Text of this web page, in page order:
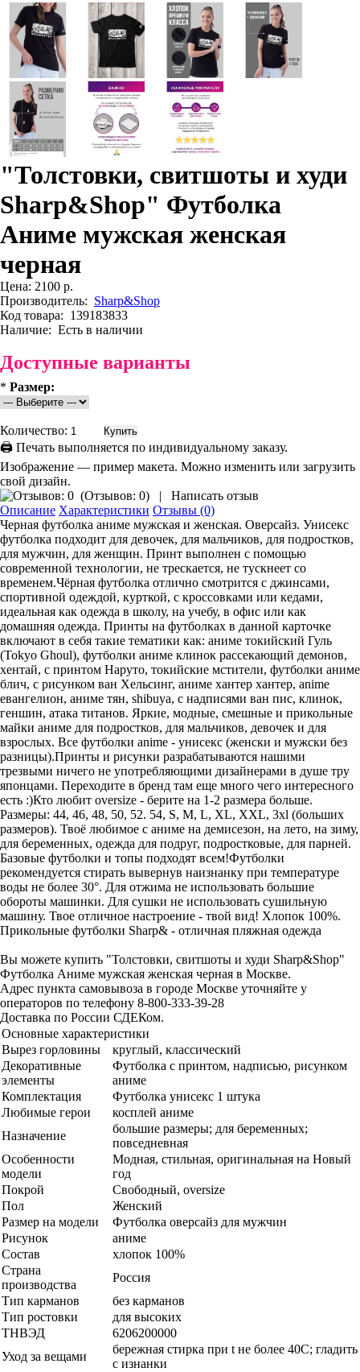
"Толстовки, свитшоты и худи
Sharp&Shop" Футболка
Аниме мужская женская
черная
Цена: 2100 р.
Производитель: Sharp&Shop
Код товара: 139183833
Наличие: Есть в наличии
Доступные варианты
* Размер:
Количество:
🖨 Печать выполняется по индивидуальному заказу.
Изображение — пример макета. Можно изменить или загрузить
свой дизайн.
(Отзывов: 0) |
Написать отзыв
Описание Характеристики Отзывы (0)
Черная футболка аниме мужская и женская. Оверсайз. Унисекс
футболка подходит для девочек, для мальчиков, для подростков,
для мужчин, для женщин. Принт выполнен с помощью
современной технологии, не трескается, не тускнеет со
временем.Чёрная футболка отлично смотрится с джинсами,
спортивной одеждой, курткой, с кроссовками или кедами,
идеальная как одежда в школу, на учебу, в офис или как
домашняя одежда. Принты на футболках в данной карточке
включают в себя такие тематики как: аниме токийский Гуль
(Tokyo Ghoul), футболки аниме клинок рассекающий демонов,
хентай, с принтом Наруто, токийские мстители, футболки аниме
блич, с рисунком ван Хельсинг, аниме хантер хантер, anime
евангелион, аниме тян, shibuya, с надписями ван пис, клинок,
геншин, атака титанов. Яркие, модные, смешные и прикольные
майки аниме для подростков, для мальчиков, девочек и для
взрослых. Все футболки anime - унисекс (женски и мужски без
разницы).Принты и рисунки разрабатываются нашими
трезвыми ничего не употребляющими дизайнерами в душе тру
японцами. Переходите в бренд там еще много чего интересного
есть :)Кто любит oversize - берите на 1-2 размера больше.
Размеры: 44, 46, 48, 50, 52. 54, S, M, L, XL, XXL, 3xl (больших
размеров). Твоё любимое с аниме на демисезон, на лето, на зиму,
для беременных, одежда для подруг, подростковые, для парней.
Базовые футболки и топы подходят всем!Футболки
рекомендуется стирать вывернув наизнанку при температуре
воды не более 30°. Для отжима не использовать большие
обороты машинки. Для сушки не использовать сушильную
машину. Твое отличное настроение - твой вид! Хлопок 100%.
Прикольные футболки Sharp& - отличная пляжная одежда
Вы можете купить "Толстовки, свитшоты и худи Sharp&Shop"
Футболка Аниме мужская женская черная в Москве.
Адрес пункта самовывоза в городе Москве уточняйте у
операторов по телефону 8-800-333-39-28
Доставка по России СДЕКом.
Основные характеристики
Вырез горловины
круглый, классический
Декоративные
элементы
Футболка с принтом, надписью, рисунком
аниме
Комплектация
Футболка унисекс 1 штука
Любимые герои
косплей аниме
Назначение
большие размеры; для беременных;
повседневная
Особенности
модели
Модная, стильная, оригинальная на Новый
год
Покрой
Свободный, oversize
Пол
Женский
Размер на модели
Футболка оверсайз для мужчин
Рисунок
аниме
Состав
хлопок 100%
Страна
производства
Россия
Тип карманов
без карманов
Тип ростовки
для высоких
ТНВЭД
6206200000
Уход за вещами
бережная стирка при t не более 40С; гладить
с изнанки